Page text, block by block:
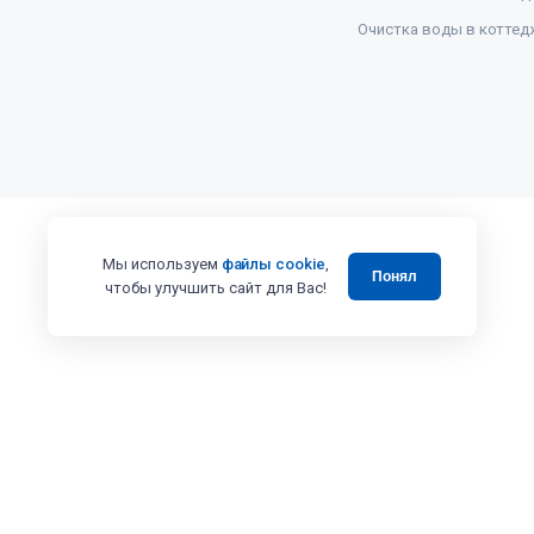
Очистка воды в
Мы используем файлы cookie,
чтобы улучшить сайт для Вас!
Понял